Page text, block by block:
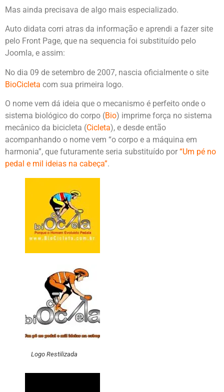
Mas ainda precisava de algo mais especializado.
Auto didata corri atras da informação e aprendi a fazer site
pelo Front Page, que na sequencia foi substituído pelo
Joomla, e assim:
No dia 09 de setembro de 2007, nascia oficialmente o site
BioCicleta com sua primeira logo.
O nome vem dá ideia que o mecanismo é perfeito onde o
sistema biológico do corpo (Bio) imprime força no sistema
mecânico da bicicleta (Cicleta), e desde então
acompanhando o nome vem “o corpo e a máquina em
harmonia”, que futuramente seria substituído por “Um pé no
pedal e mil ideias na cabeça”.
Logo Restilizada